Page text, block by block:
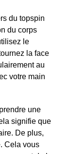
du topspin
du corps
le
la face
au
votre main
une
signifie que
De plus,
Cela vous